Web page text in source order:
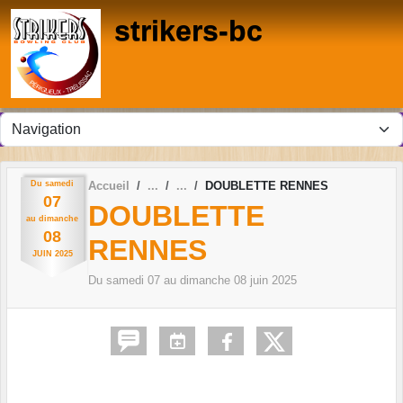
strikers-bc
Du samedi
07
au dimanche
08
JUIN 2025
Accueil DOUBLETTE RENNES
DOUBLETTE
RENNES
Du samedi 07 au dimanche 08 juin 2025
Panneau de gestion des cookies